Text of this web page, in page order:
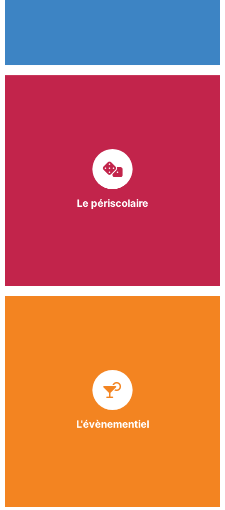
Le périscolaire
bergeracois. A travers les Temps d’Activités
Périscolaires (TAP) et les Pauses Méridiennes, nous
apportons une réponse adaptée et individualisée
L'évènementiel
BASE apporte des solutions innovantes et
originales dans l’organisation des manifestations,
festivals, conventions, colloques et assemblées